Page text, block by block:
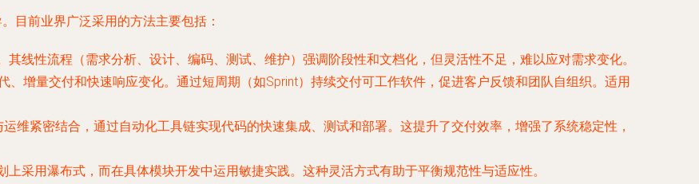
目前业界广泛采用的方法主要包括：
其线性流程（需求分析、设计、编码、测试、维护）强调阶段性和文档化，但灵活性不足，难以应对需求变化。
、增量交付和快速响应变化。通过短周期（如Sprint）持续交付可工作软件，促进客户反馈和团队自组织。适用
运维紧密结合，通过自动化工具链实现代码的快速集成、测试和部署。这提升了交付效率，增强了系统稳定性，
上采用瀑布式，而在具体模块开发中运用敏捷实践。这种灵活方式有助于平衡规范性与适应性。